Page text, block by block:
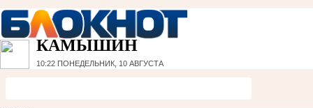
КАМЫШИН
10:22 ПОНЕДЕЛЬНИК, 10 АВГУСТА